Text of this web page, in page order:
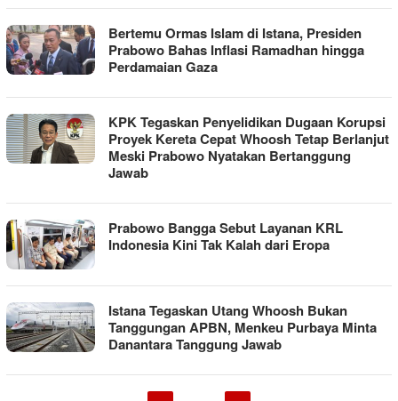
Bertemu Ormas Islam di Istana, Presiden
Prabowo Bahas Inflasi Ramadhan hingga
Perdamaian Gaza
KPK Tegaskan Penyelidikan Dugaan Korupsi
Proyek Kereta Cepat Whoosh Tetap Berlanjut
Meski Prabowo Nyatakan Bertanggung
Jawab
Prabowo Bangga Sebut Layanan KRL
Indonesia Kini Tak Kalah dari Eropa
Istana Tegaskan Utang Whoosh Bukan
Tanggungan APBN, Menkeu Purbaya Minta
Danantara Tanggung Jawab